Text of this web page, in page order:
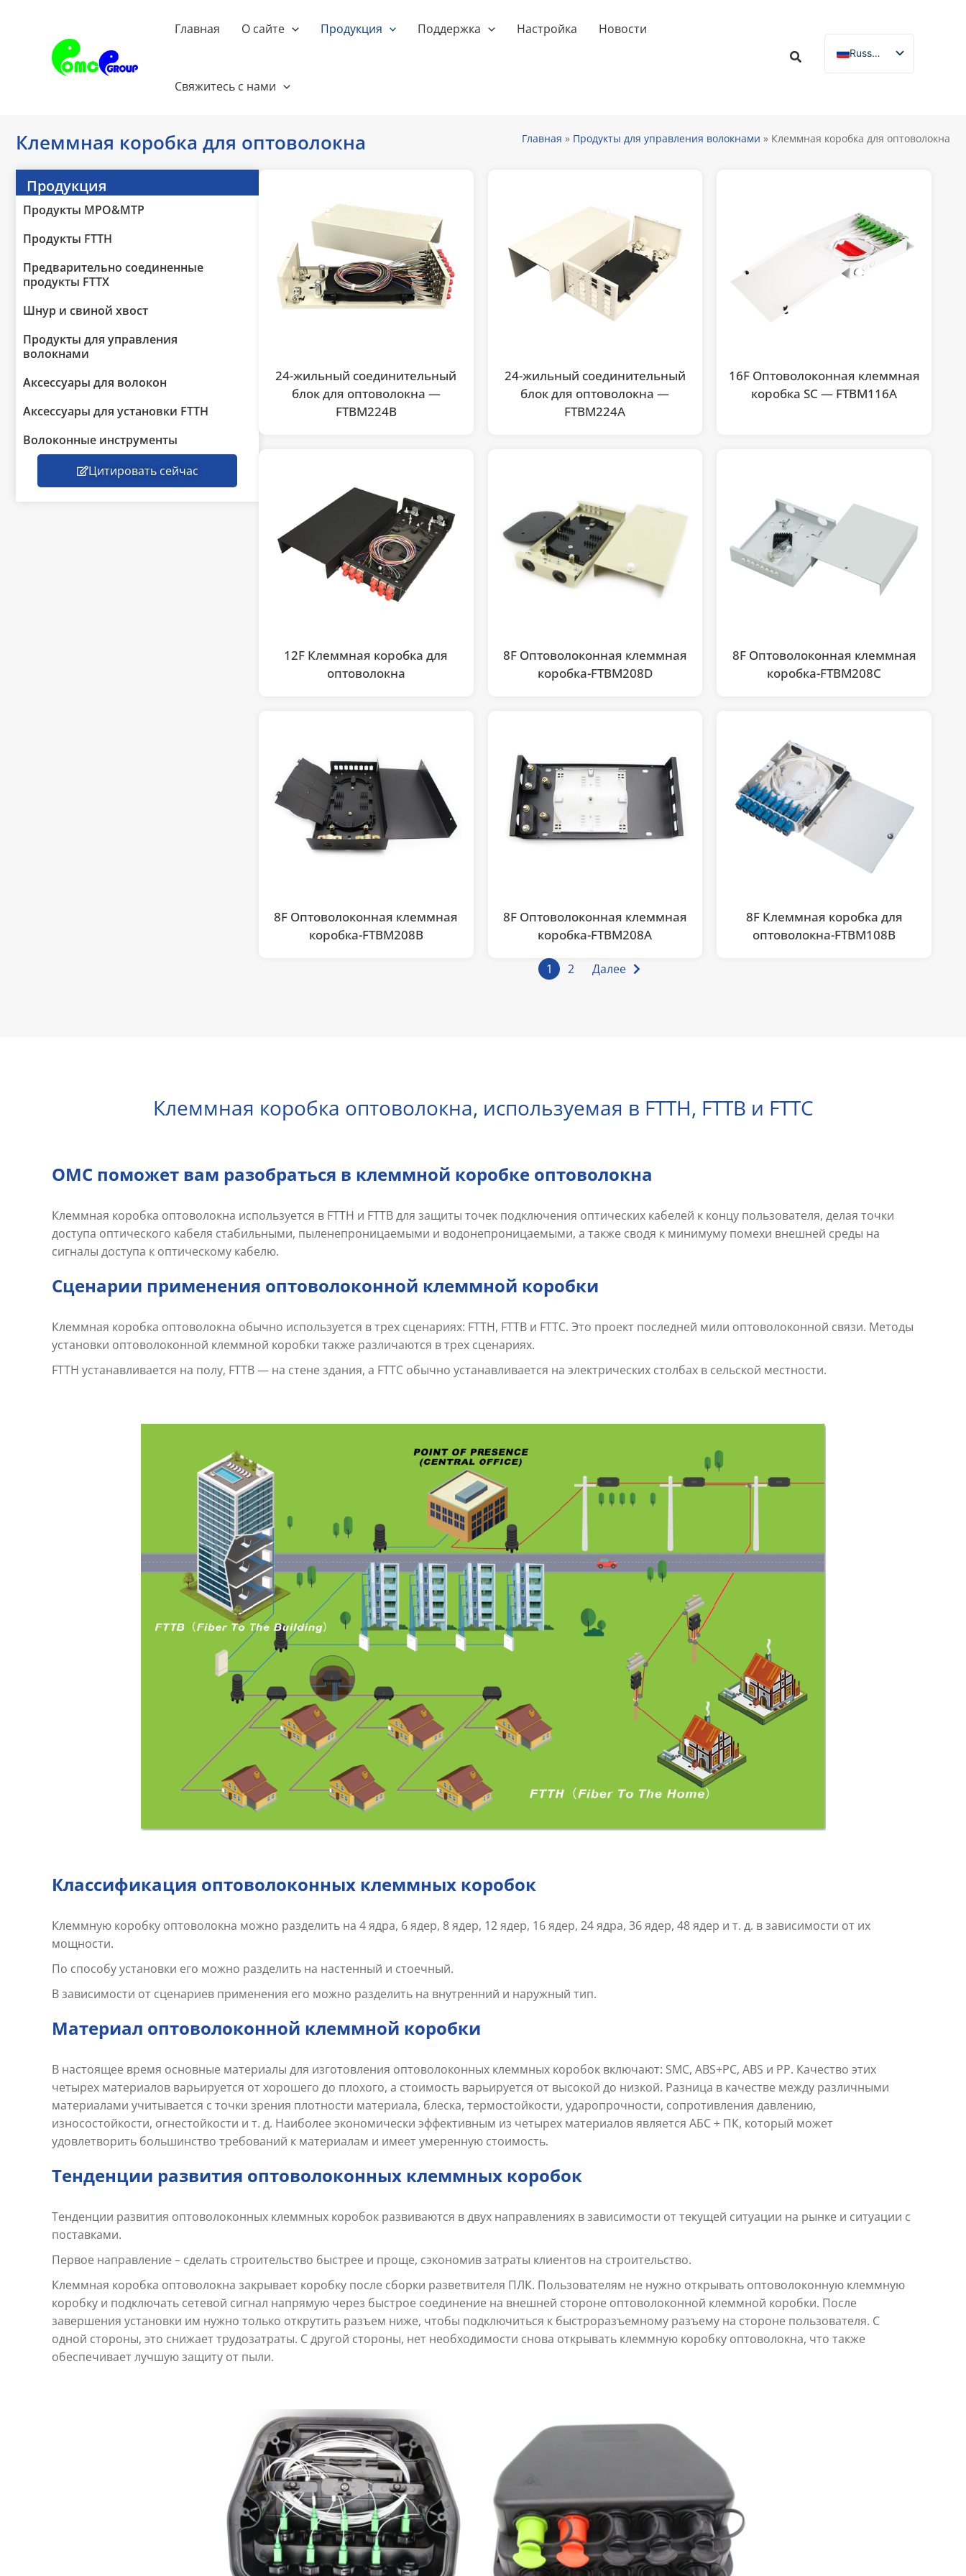
содержанию
Главная О сайте Продукция Поддержка Настройка Новости
Свяжитесь с нами
Russian
English
German
Клеммная коробка для оптоволокна Главная » Продукты для управления волокнами » Клеммная коробка для оптоволокна
Продукция
Продукты MPO&MTP
Продукты FTTH
Предварительно соединенные
продукты FTTX
Шнур и свиной хвост
Продукты для управления
волокнами
Аксессуары для волокон
Аксессуары для установки FTTH
Волоконные инструменты
Цитировать сейчас
24-жильный соединительный
блок для оптоволокна —
FTBM224B
24-жильный соединительный
блок для оптоволокна —
FTBM224A
16F Оптоволоконная клеммная
коробка SC — FTBM116A
12F Клеммная коробка для
оптоволокна
8F Оптоволоконная клеммная
коробка-FTBM208D
8F Оптоволоконная клеммная
коробка-FTBM208C
8F Оптоволоконная клеммная
коробка-FTBM208B
8F Оптоволоконная клеммная
коробка-FTBM208A
8F Клеммная коробка для
оптоволокна-FTBM108B
1 2 Далее
Клеммная коробка оптоволокна, используемая в FTTH, FTTB и FTTC
OMC поможет вам разобраться в клеммной коробке оптоволокна
Клеммная коробка оптоволокна используется в FTTH и FTTB для защиты точек подключения оптических кабелей к концу пользователя, делая точки
доступа оптического кабеля стабильными, пыленепроницаемыми и водонепроницаемыми, а также сводя к минимуму помехи внешней среды на
сигналы доступа к оптическому кабелю.
Сценарии применения оптоволоконной клеммной коробки
Клеммная коробка оптоволокна обычно используется в трех сценариях: FTTH, FTTB и FTTC. Это проект последней мили оптоволоконной связи. Методы
установки оптоволоконной клеммной коробки также различаются в трех сценариях.
FTTH устанавливается на полу, FTTB — на стене здания, а FTTC обычно устанавливается на электрических столбах в сельской местности.
Классификация оптоволоконных клеммных коробок
Клеммную коробку оптоволокна можно разделить на 4 ядра, 6 ядер, 8 ядер, 12 ядер, 16 ядер, 24 ядра, 36 ядер, 48 ядер и т. д. в зависимости от их
мощности.
По способу установки его можно разделить на настенный и стоечный.
В зависимости от сценариев применения его можно разделить на внутренний и наружный тип.
Материал оптоволоконной клеммной коробки
В настоящее время основные материалы для изготовления оптоволоконных клеммных коробок включают: SMC, ABS+PC, ABS и PP. Качество этих
четырех материалов варьируется от хорошего до плохого, а стоимость варьируется от высокой до низкой. Разница в качестве между различными
материалами учитывается с точки зрения плотности материала, блеска, термостойкости, ударопрочности, сопротивления давлению,
износостойкости, огнестойкости и т. д. Наиболее экономически эффективным из четырех материалов является АБС + ПК, который может
удовлетворить большинство требований к материалам и имеет умеренную стоимость.
Тенденции развития оптоволоконных клеммных коробок
Тенденции развития оптоволоконных клеммных коробок развиваются в двух направлениях в зависимости от текущей ситуации на рынке и ситуации с
поставками.
Первое направление – сделать строительство быстрее и проще, сэкономив затраты клиентов на строительство.
Клеммная коробка оптоволокна закрывает коробку после сборки разветвителя ПЛК. Пользователям не нужно открывать оптоволоконную клеммную
коробку и подключать сетевой сигнал напрямую через быстрое соединение на внешней стороне оптоволоконной клеммной коробки. После
завершения установки им нужно только открутить разъем ниже, чтобы подключиться к быстроразъемному разъему на стороне пользователя. С
одной стороны, это снижает трудозатраты. С другой стороны, нет необходимости снова открывать клеммную коробку оптоволокна, что также
обеспечивает лучшую защиту от пыли. ​